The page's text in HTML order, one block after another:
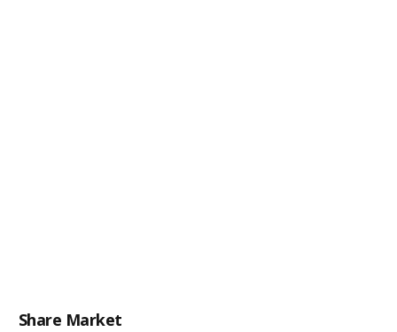
Share Market